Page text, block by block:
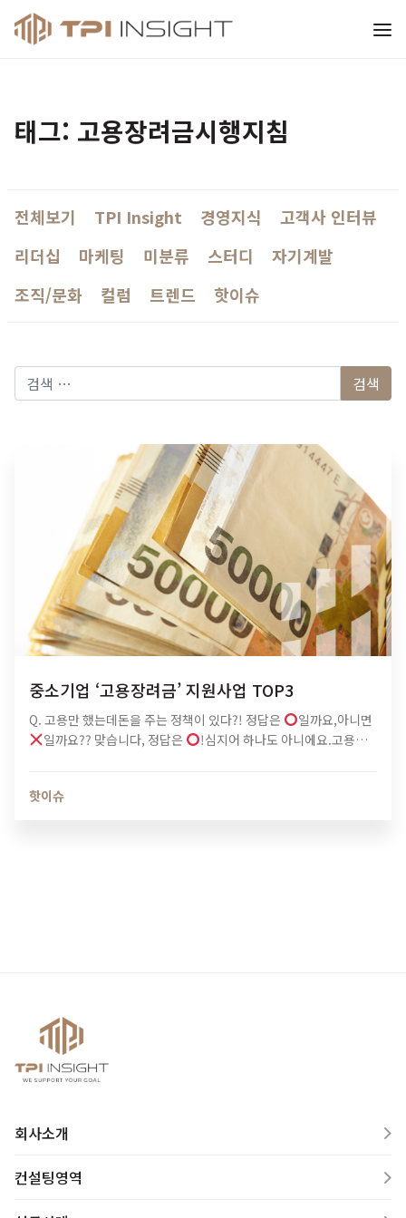
티피아이 인사이트
태그: 고용장려금시행지침
전체보기 TPI Insight 경영지식
고객사 인터뷰
리더십
마케팅 미분류 스터디
자기계발
조직/문화
컬럼 트렌드 핫이슈
다음 검색:
중소기업 ‘고용장려금’ 지원사업 TOP3
Q. 고용만 했는데돈을 주는 정책이 있다?! 정답은
일까요,아니면
일까요?? 맞습니다, 정답은
!심지어 하나도 아니에요.고용만
위한 조건도그다지 어렵지…
핫이슈
회사소개
컨설팅영역